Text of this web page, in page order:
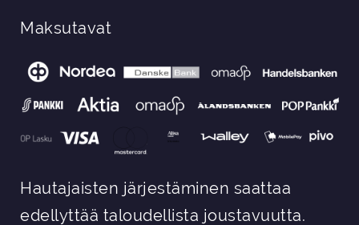
Maksutavat
Hautajaisten järjestäminen saattaa
edellyttää taloudellista joustavuutta.